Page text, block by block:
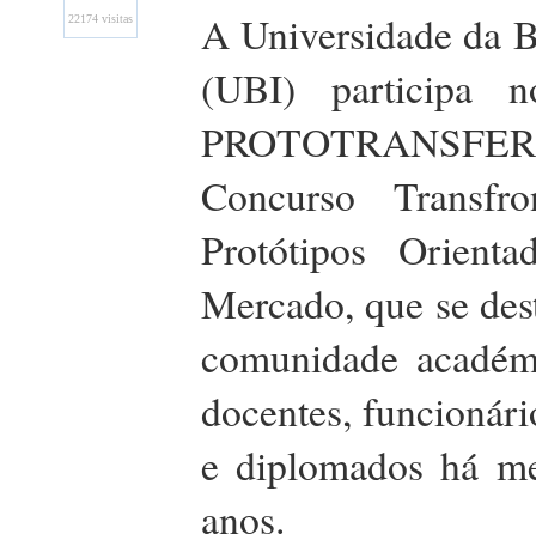
22174 visitas
A Universidade da
(UBI) participa
Concurso
Protótipos
Mercado, que se
comunidade
docentes,
e diplomados há
anos.